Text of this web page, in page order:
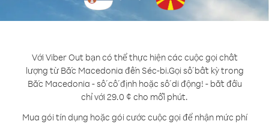
Với Viber Out bạn có thể thực hiện các cuộc gọi chất
lượng từ Bắc Macedonia đến Séc-bi.Gọi số bất kỳ trong
Bắc Macedonia - số cố định hoặc số di động! - bắt đầu
chỉ với 29.0 ¢ cho mỗi phút.
Mua gói tín dụng hoặc gói cước cuộc gọi để nhận mức phí